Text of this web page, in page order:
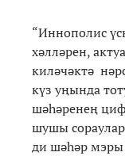
“Иннополис
хәлләрен,
киләчәктә
күз уңында
шәһәренең
шушы
ди шәһәр мэры